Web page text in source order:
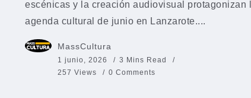
escénicas y la creación audiovisual protagonizan
agenda cultural de junio en Lanzarote....
MassCultura
1 junio, 2026
3 Mins Read
257 Views
0 Comments